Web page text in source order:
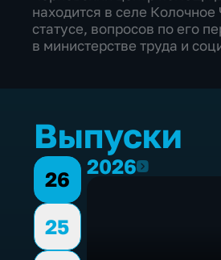
находится в селе
статусе, вопросов по его
в министерстве труда и
Выпуски
26
25
20262026